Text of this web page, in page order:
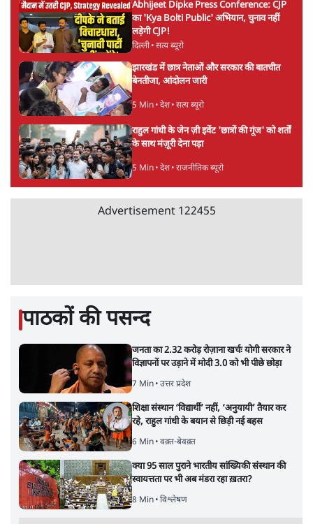
Abhijeet Dipke Press Conference: CJP
का 'Kya Bolti Public' अभियान, चुनाव नहीं
लड़ेगी CJP!
दिल्ली• सत्य ब्यूरो
झारखंड में छात्र नेताओं और सरकार की बातचीत
बेनतीजा, आंदोलन जारी
5 Min• देश• सत्य ब्यूरो
राहुल गांधी के जेन ज़ी इवेंट 'छात्रों की गूंज' को शर्तों
के साथ मंज़ूरी देना पड़ा
5 Min• देश• राजनीतिक ब्यूरो
Advertisement 122455
पाठकों की पसन्द
जनता का 2.32 करोड़ रोज़ाना खर्चः योगी सरकार ने
विज्ञापनों पर उड़ाने में मोदी 3.0 को भी पीछे छोड़ा
7 Min• उत्तर प्रदेश
शिक्षा संस्थान ‘विद्यार्थी’ नहीं, ‘अनुयायी’ तैयार कर
रहे, राहुल गांधी के बयान से छिड़ी नई बहस
6 Min• वक़्त-बेवक़्त
क्या 95 साल पुराने भारतीय सांख्यिकी संस्थान की
स्वायत्तता पर भी अब मंडरा रहा ख़तरा?
8 Min• विश्लेषण